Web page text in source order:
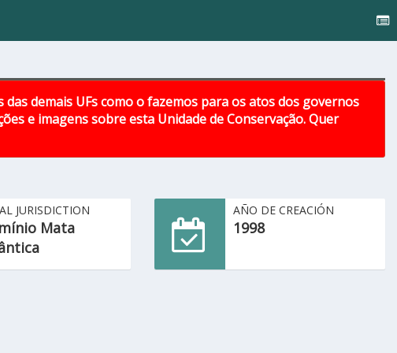
demais UFs como o fazemos para os atos dos governos
e imagens sobre esta Unidade de Conservação. Quer
JURISDICTION
Mata
AÑO DE CREACIÓN
1998